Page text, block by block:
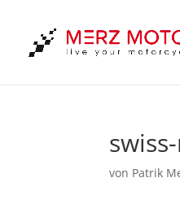
von Patrik